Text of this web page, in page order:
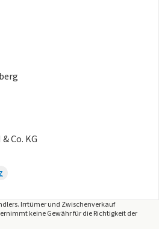
Co. KG
. Irrtümer und Zwischenverkauf
keine Gewähr für die Richtigkeit der